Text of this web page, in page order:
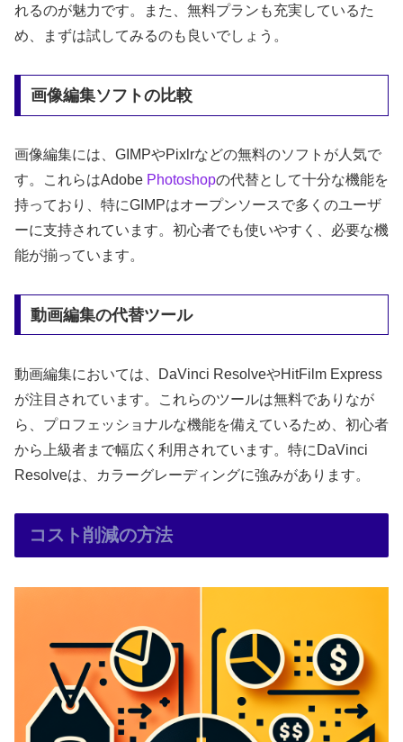
れるのが魅力です。また、無料プランも充実しているた
め、まずは試してみるのも良いでしょう。
画像編集ソフトの比較
画像編集には、GIMPやPixlrなどの無料のソフトが人気で
す。これらはAdobe Photoshopの代替として十分な機能を
持っており、特にGIMPはオープンソースで多くのユーザ
ーに支持されています。初心者でも使いやすく、必要な機
能が揃っています。
動画編集の代替ツール
動画編集においては、DaVinci ResolveやHitFilm Express
が注目されています。これらのツールは無料でありなが
ら、プロフェッショナルな機能を備えているため、初心者
から上級者まで幅広く利用されています。特にDaVinci
Resolveは、カラーグレーディングに強みがあります。
コスト削減の方法